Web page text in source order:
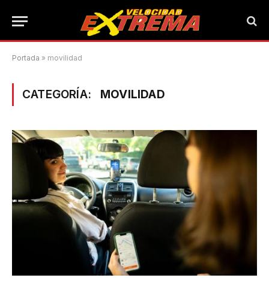
Portada » movilidad
CATEGORÍA: MOVILIDAD